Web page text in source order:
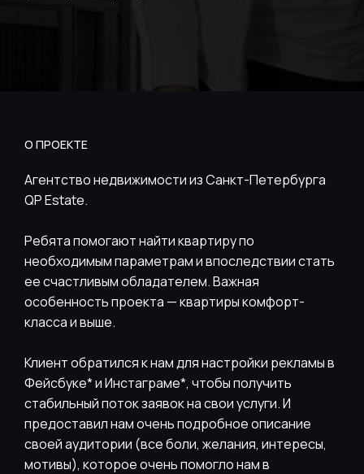
О ПРОЕКТЕ
Агентство недвижимости из Санкт-Петербурга
QP Estate.
Ребята помогают найти квартиру по
необходимым параметрам и впоследствии стать
ее счастливым обладателем. Важная
особенность проекта — квартиры комфорт-
класса и выше.
Клиент обратился к нам для настройки рекламы в
Фейсбуке* и Инстаграме*, чтобы получить
стабильный поток заявок на свои услуги. И
предоставил нам очень подробное описание
своей аудитории (все боли, желания, интересы,
мотивы), которое очень помогло нам в